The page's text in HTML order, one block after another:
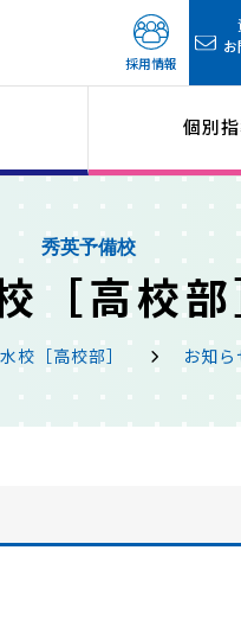
採用情報
個別
秀英予備校
［高校部
校［高校部］ お知